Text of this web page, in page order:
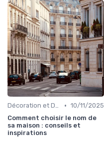
Décoration et Design d'Intérieur • 10/11/2025
Comment choisir le nom de
sa maison : conseils et
inspirations